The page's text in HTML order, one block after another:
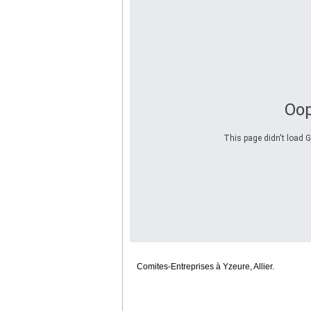
This page didn't load
Comites-Entreprises à Yzeure, Allier.